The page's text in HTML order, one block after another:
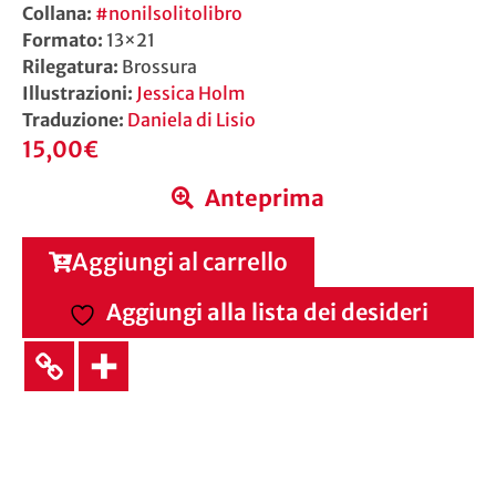
Collana: #nonilsolitolibro
Formato: 13×21
Rilegatura: Brossura
Illustrazioni: Jessica Holm
Traduzione: Daniela di Lisio
15,00€
Anteprima
Aggiungi al carrello
Aggiungi alla lista dei desideri